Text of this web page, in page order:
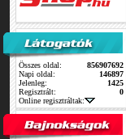
Összes oldal:
856907692
Napi oldal:
146897
Jelenleg:
1425
Regisztrált:
0
Online regisztráltak: